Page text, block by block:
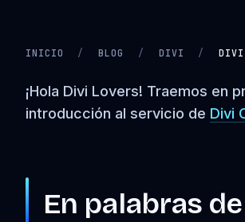
CARGANDO VIDEO…
INICIO / BLOG / DIVI / DIVI
¡Hola Divi Lovers! Traemos en
introducción al servicio de Divi
En palabras